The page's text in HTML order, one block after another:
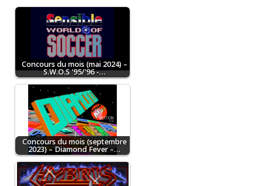
Concours du mois (mai 2024) –
S.W.O.S '95/'96 -…
Concours du mois (septembre
2023) – Diamond Fever –…